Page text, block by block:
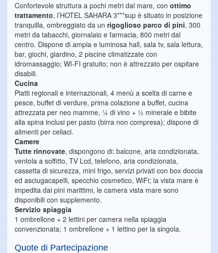
Confortevole struttura a pochi metri dal mare, con ottimo
trattamento, l’HOTEL SAHARA 3***sup è situato in posizione
tranquilla, ombreggiato da un rigoglioso parco di pini, 300
metri da tabacchi, giornalaio e farmacia, 800 metri dal
centro. Dispone di ampia e luminosa hall, sala tv, sala lettura,
bar, giochi, giardino, 2 piscine climatizzate con
idromassaggio; WI-FI gratuito; non è attrezzato per ospitare
disabili.
Cucina
Piatti regionali e internazionali, 4 menù a scelta di carne e
pesce, buffet di verdure, prima colazione a buffet, cucina
attrezzata per neo mamme, ¼ di vino + ½ minerale e bibite
alla spina inclusi per pasto (birra non compresa); dispone di
alimenti per celiaci.
Camere
Tutte rinnovate, dispongono di: balcone, aria condizionata,
ventola a soffitto, TV Lcd, telefono, aria condizionata,
cassetta di sicurezza, mini frigo, servizi privati con box doccia
ed asciugacapelli, specchio cosmetico, WiFi; la vista mare è
impedita dai pini marittimi, le camera vista mare sono
disponibili con supplemento.
Servizio spiaggia
1 ombrellone + 2 lettini per camera nella spiaggia
convenzionata; 1 ombrellone + 1 lettino per la singola.
Quote di Partecipazione